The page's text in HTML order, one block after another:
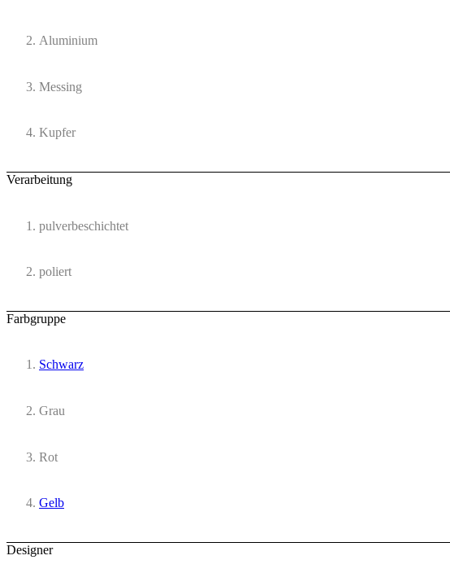
Aluminium
Messing
Kupfer
Verarbeitung
pulverbeschichtet
poliert
Farbgruppe
Schwarz
Grau
Rot
Gelb
Designer